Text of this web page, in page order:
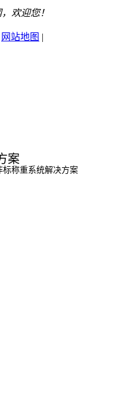
欢迎您！
网站地图 |
案
称重系统解决方案